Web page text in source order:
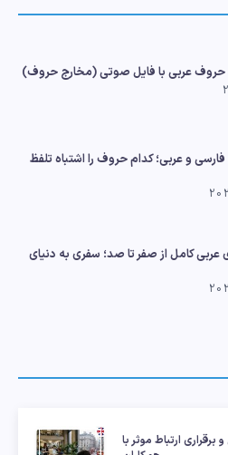
حروف عربی با فایل صوتی (مخارج حروف)
فارسی و عربی؛ کدام حروف را اشتباه تلفظ
عربی کامل از صفر تا صد؛ سفری به دنیای
ارتباط موثر با